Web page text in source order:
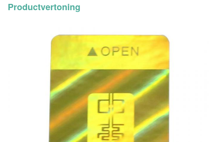
Productvertoning